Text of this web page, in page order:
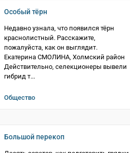
Особый тёрн
Недавно узнала, что появился тёрн
краснолистный. Расскажите,
пожалуйста, как он выглядит.
Екатерина СМОЛИНА, Холмский район
Действительно, селекционеры вывели
гибрид т...
Общество
Большой перекоп